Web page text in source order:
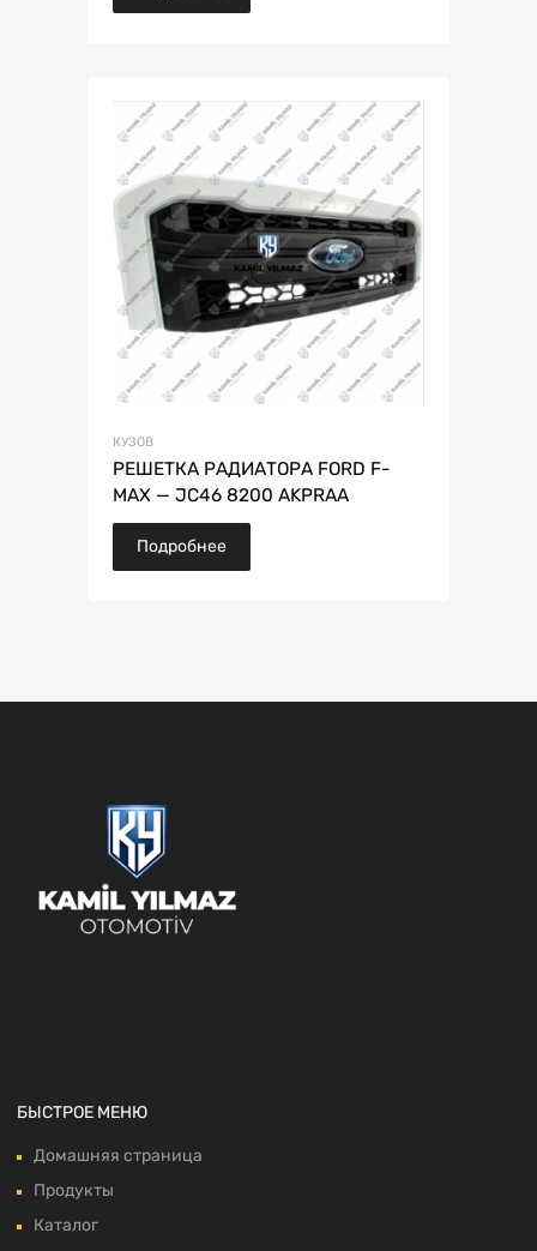
КУЗОВ
РЕШЕТКА РАДИАТОРА FORD F-
MAX — JC46 8200 AKPRAA
Подробнее
БЫСТРОЕ МЕНЮ
Домашняя страница
Продукты
Каталог